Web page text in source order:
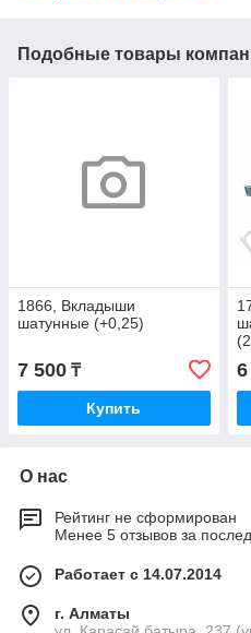
Подобные товары
1866, Вкладыши
шатунные (+0,25)
7 500 ₸
Купить
О нас
Рейтинг не сформирован
Менее 5 отзывов за
Работает с 14.07.2014
г. Алматы